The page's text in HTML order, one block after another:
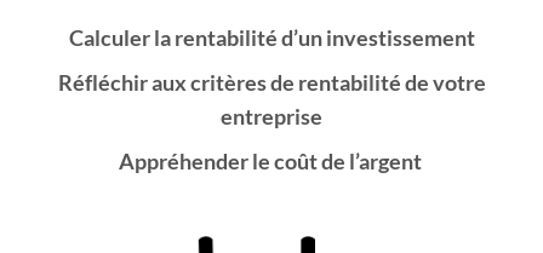
Calculer larentabilitéd’un investissement
Réfléchir auxcritèresde rentabilité de votre
entreprise
Appréhender lecoût de l’argent